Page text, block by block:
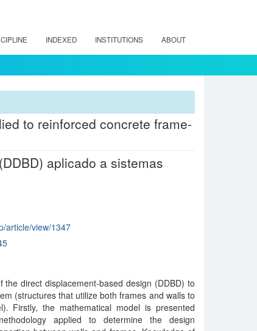
INDEXED INSTITUTIONS ABOUT
to reinforced concrete frame-
aplicado a sistemas
article/view/1347
direct displacement-based design (DDBD) to
(structures that utilize both frames and walls to
Firstly, the mathematical model is presented
applied to determine the design